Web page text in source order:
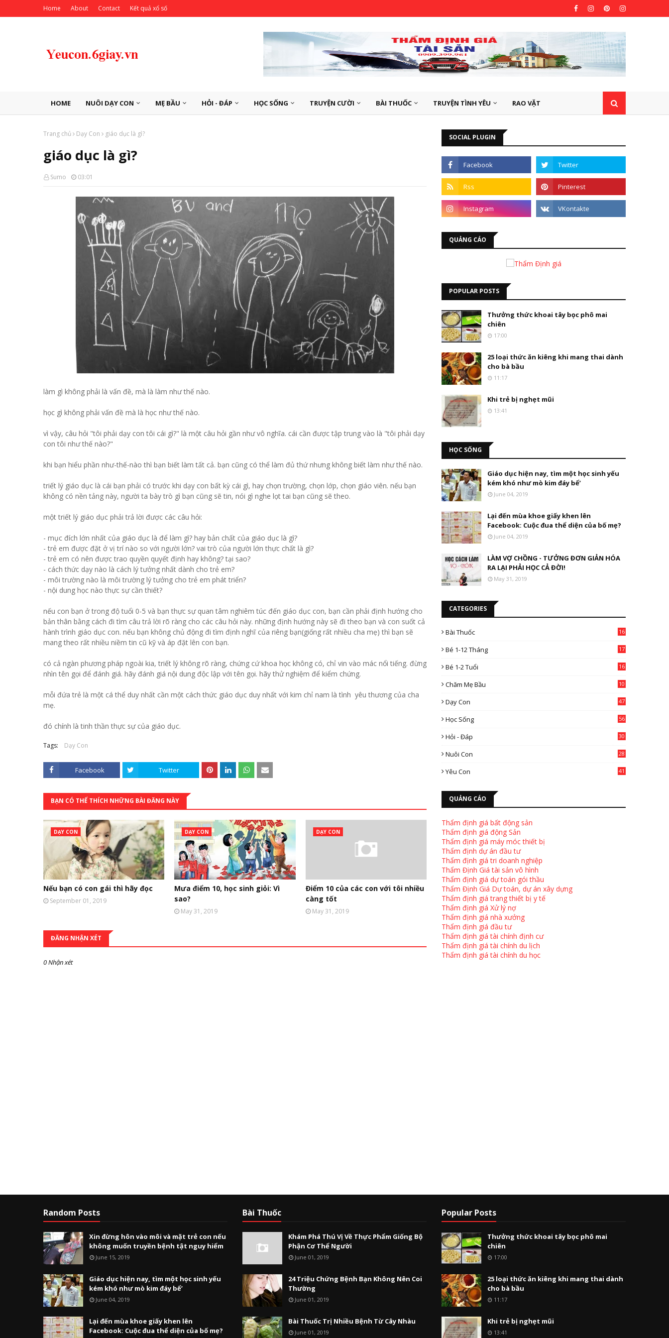
Home About Contact Kết quả xổ số
HOME NUÔI DẠY CON MẸ BẦU HỎI - ĐÁP HỌC SỐNG TRUYỆN CƯỜI BÀI THUỐC TRUYỆN TÌNH YÊU RAO VẶT
Trang chủ Dạy Con giáo dục là gì?
giáo dục là gì?
Sumo 03:01
làm gì không phải là vấn đề, mà là làm như thế nào.
học gì không phải vấn đề mà là học như thế nào.
vì vậy, câu hỏi "tôi phải dạy con tôi cái gì?" là một câu hỏi gần như vô nghĩa. cái cần được tập trung vào là "tôi phải dạy
con tôi như thế nào?"
khi bạn hiểu phần như-thế-nào thì bạn biết làm tất cả. bạn cũng có thể làm đủ thứ nhưng không biết làm như thế nào.
triết lý giáo dục là cái bạn phải có trước khi dạy con bất kỳ cái gì, hay chọn trường, chọn lớp, chọn giáo viên. nếu bạn
không có nền tảng này, người ta bày trò gì bạn cũng sẽ tin, nói gì nghe lọt tai bạn cũng sẽ theo.
một triết lý giáo dục phải trả lời được các câu hỏi:
- mục đích lớn nhất của giáo dục là để làm gì? hay bản chất của giáo dục là gì?
- trẻ em được đặt ở vị trí nào so với người lớn? vai trò của người lớn thực chất là gì?
- trẻ em có nên được trao quyền quyết định hay không? tại sao?
- cách thức dạy nào là cách lý tưởng nhất dành cho trẻ em?
- môi trường nào là môi trường lý tưởng cho trẻ em phát triển?
- nội dung học nào thực sự cần thiết?
nếu con bạn ở trong độ tuổi 0-5 và bạn thực sự quan tâm nghiêm túc đến giáo dục con, bạn cần phải định hướng cho
bản thân bằng cách đi tìm câu trả lời rõ ràng cho các câu hỏi này. những định hướng này sẽ đi theo bạn và con suốt cả
hành trình giáo dục con. nếu bạn không chủ động đi tìm định nghĩ của riêng bạn(giống rất nhiều cha mẹ) thì bạn sẽ
mang theo rất nhiều niềm tin cũ kỹ và áp đặt lên con bạn.
có cả ngàn phương pháp ngoài kia, triết lý không rõ ràng, chứng cứ khoa học không có, chỉ vin vào mác nổi tiếng. đừng
nhìn tên gọi để đánh giá. hãy đánh giá nội dung độc lập với tên gọi. hãy thử nghiệm để kiểm chứng.
mỗi đứa trẻ là một cá thể duy nhất cần một cách thức giáo dục duy nhất với kim chỉ nam là tình yêu thương của cha
mẹ.
đó chính là tinh thần thực sự của giáo dục.
Tags: Dạy Con
Facebook Twitter
BẠN CÓ THỂ THÍCH NHỮNG BÀI ĐĂNG NÀY
DẠY CON
Nếu bạn có con gái thì hãy đọc
September 01, 2019
DẠY CON
Mưa điểm 10, học sinh giỏi: Vì
sao?
May 31, 2019
DẠY CON
Điểm 10 của các con với tôi nhiều
càng tốt
May 31, 2019
ĐĂNG NHẬN XÉT
0 Nhận xét
SOCIAL PLUGIN
QUẢNG CÁO
POPULAR POSTS
Thưởng thức khoai tây bọc phô mai
chiên
17:00
25 loại thức ăn kiêng khi mang thai dành
cho bà bầu
11:17
Khi trẻ bị nghẹt mũi
13:41
HỌC SỐNG
Giáo dục hiện nay, tìm một học sinh yếu
kém khó như mò kim đáy bể’
June 04, 2019
Lại đến mùa khoe giấy khen lên
Facebook: Cuộc đua thể diện của bố mẹ?
June 04, 2019
LÀM VỢ CHỒNG - TƯỞNG ĐƠN GIẢN HÓA
RA LẠI PHẢI HỌC CẢ ĐỜI!
May 31, 2019
CATEGORIES
Bài Thuốc
16
Bé 1-12 Tháng 17
Bé 1-2 Tuổi 16
Chăm Mẹ Bầu
10
Dạy Con
47
Học Sống 56
Hỏi - Đáp 30
Nuôi Con
28
Yêu Con
41
QUẢNG CÁO
Thẩm định giá bất động sản
Thẩm định giá động Sản
Thẩm định giá máy móc thiết bị
Thẩm định dự án đầu tư
Thẩm định giá tri doanh nghiệp
Thẩm Định Giá tài sản vô hình
Thẩm định giá dự toán gói thầu
Thẩm Định Giá Dự toán, dự án xây dựng
Thẩm định giá trang thiết bị y tế
Thẩm định giá Xử lý nợ
Thẩm định giá nhà xưởng
Thẩm định giá đầu tư
Thẩm định giá tài chính định cư
Thẩm định giá tài chính du lịch
Thẩm định giá tài chính du học
Random Posts
Xin đừng hôn vào môi và mặt trẻ con nếu
không muốn truyền bệnh tật nguy hiểm
June 15, 2019
Giáo dục hiện nay, tìm một học sinh yếu
kém khó như mò kim đáy bể’
June 04, 2019
Lại đến mùa khoe giấy khen lên
Facebook: Cuộc đua thể diện của bố mẹ?
Bài Thuốc
Khám Phá Thú Vị Về Thực Phẩm Giống Bộ
Phận Cơ Thể Người
June 01, 2019
24 Triệu Chứng Bệnh Bạn Không Nên Coi
Thường
June 01, 2019
Bài Thuốc Trị Nhiều Bệnh Từ Cây Nhàu
June 01, 2019
Popular Posts
Thưởng thức khoai tây bọc phô mai
chiên
17:00
25 loại thức ăn kiêng khi mang thai dành
cho bà bầu
11:17
Khi trẻ bị nghẹt mũi
13:41